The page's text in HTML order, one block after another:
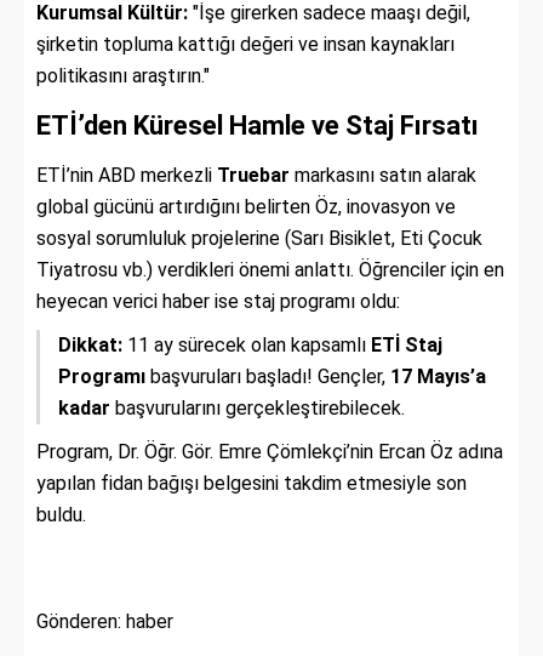
Kurumsal Kültür: "İşe girerken sadece maaşı değil,
şirketin topluma kattığı değeri ve insan kaynakları
politikasını araştırın."
ETİ’den Küresel Hamle ve Staj Fırsatı
ETİ’nin ABD merkezli Truebar markasını satın alarak
global gücünü artırdığını belirten Öz, inovasyon ve
sosyal sorumluluk projelerine (Sarı Bisiklet, Eti Çocuk
Tiyatrosu vb.) verdikleri önemi anlattı. Öğrenciler için en
heyecan verici haber ise staj programı oldu:
Dikkat: 11 ay sürecek olan kapsamlı ETİ Staj
Programı başvuruları başladı! Gençler, 17 Mayıs’a
kadar başvurularını gerçekleştirebilecek.
Program, Dr. Öğr. Gör. Emre Çömlekçi’nin Ercan Öz adına
yapılan fidan bağışı belgesini takdim etmesiyle son
buldu.
Gönderen: haber